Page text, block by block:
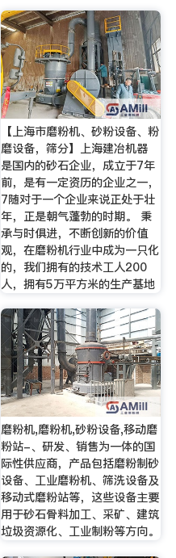
【上海市磨粉机、砂粉设备、粉
磨设备，筛分】上海建冶机器
是国内的砂石企业，成立于7年
前，是有一定资历的企业之一，
7随对于一个企业来说正处于壮
年，正是朝气蓬勃的时期。 秉
承与时俱进，不断创新的价值
观，在磨粉机行业中成为一只化
的，我们拥有的技术工人200
人，拥有5万平方米的生产基地
磨粉机,磨粉机,砂粉设备,移动磨
粉站-、研发、销售为一体的国
际性供应商，产品包括磨粉制砂
设备、工业磨粉机、筛洗设备及
移动式磨粉站等，这些设备主要
用于砂石骨料加工、采矿、建筑
垃圾资源化、工业制粉等方向。